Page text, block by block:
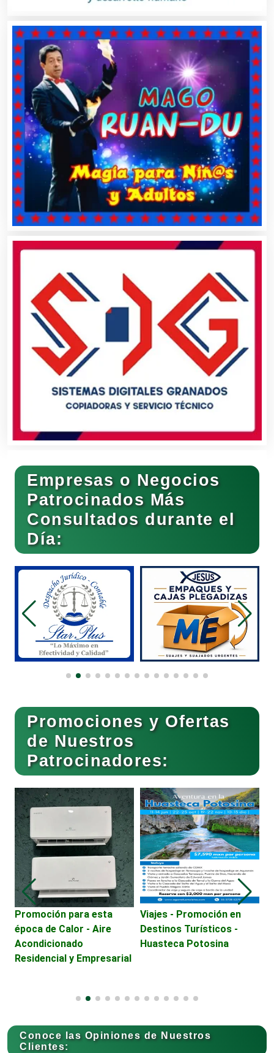
Cromadoras
Decoración de Interiores
Dentistas
Deportes
Depósitos Dentales
Dermatólogos
Desarrollo de Software
Desperdicios Industriales
Edecanes
Editores
Electricidad y Plomería
Electrodomésticos
Electrónica
Elevadores y Ascensores
Empaques y Embalajes
Empresas de Limpieza
Energía Solar
Enfermedades de la Piel
Enfermeras
Equipos contra Incendios
Empresas o Negocios
Patrocinados Más
Consultados durante el
Día:
Promociones y Ofertas
de Nuestros
Patrocinadores:
Promoción para esta
época de Calor - Aire
Acondicionado
Residencial y Empresarial
Viajes - Promoción en
Destinos Turísticos -
Huasteca Potosina
Conoce las Opiniones de Nuestros
Clientes: